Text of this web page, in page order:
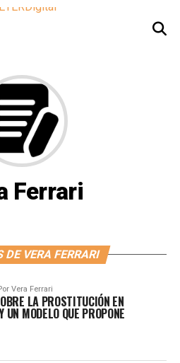
Ferrari
DE VERA FERRARI
Vera Ferrari
LA PROSTITUCIÓN EN
UN MODELO QUE PROPONE